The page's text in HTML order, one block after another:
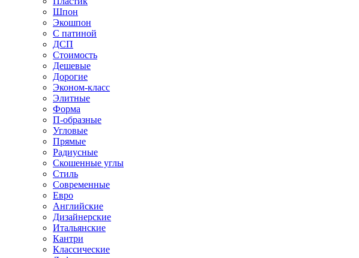
Шпон
Экошпон
С патиной
ДСП
Стоимость
Дешевые
Дорогие
Эконом-класс
Элитные
Форма
П-образные
Угловые
Прямые
Радиусные
Скошенные углы
Стиль
Современные
Евро
Английские
Дизайнерские
Итальянские
Кантри
Классические